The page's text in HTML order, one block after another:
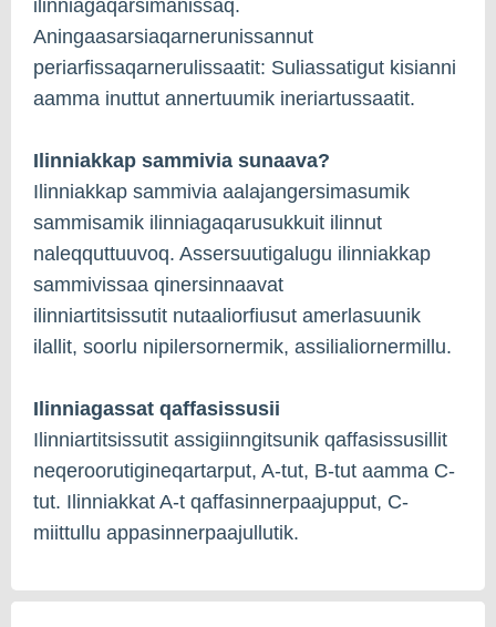
ilinniagaqarsimanissaq.
Aningaasarsiaqarnerunissannut
periarfissaqarnerulissaatit: Suliassatigut kisianni
aamma inuttut annertuumik ineriartussaatit.
Ilinniakkap sammivia sunaava?
Ilinniakkap sammivia aalajangersimasumik
sammisamik ilinniagaqarusukkuit ilinnut
naleqquttuuvoq. Assersuutigalugu ilinniakkap
sammivissaa qinersinnaavat
ilinniartitsissutit nutaaliorfiusut amerlasuunik
ilallit, soorlu nipilersornermik, assilialiornermillu.
Ilinniagassat qaffasissusii
Ilinniartitsissutit assigiinngitsunik qaffasissusillit
neqeroorutigineqartarput, A-tut, B-tut aamma C-
tut. Ilinniakkat A-t qaffasinnerpaajupput, C-
miittullu appasinnerpaajullutik.